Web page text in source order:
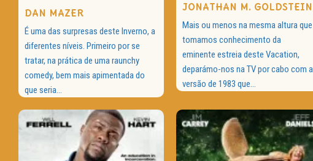
DAN MAZER
É uma das surpresas deste Inverno, a
diferentes níveis. Primeiro por se
tratar, na prática de uma raunchy
comedy, bem mais apimentada do
que seria...
JONATHAN M. GOLDSTEIN
Mais ou menos na mesma altura que
tomamos conhecimento da
eminente estreia deste Vacation,
deparámo-nos na TV por cabo com a
versão de 1983 que...